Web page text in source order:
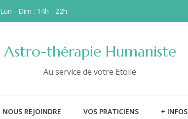
Lun - Dim : 14h - 22h
Astro-thérapie Humaniste
Au service de votre Etoile
NOUS REJOINDRE VOS PRATICIENS + INFOS